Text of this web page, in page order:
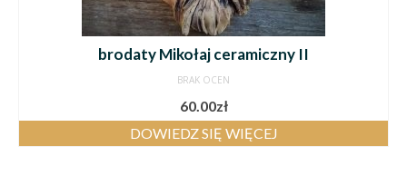
brodaty Mikołaj ceramiczny II
BRAK OCEN
60.00zł
DOWIEDZ SIĘ WIĘCEJ